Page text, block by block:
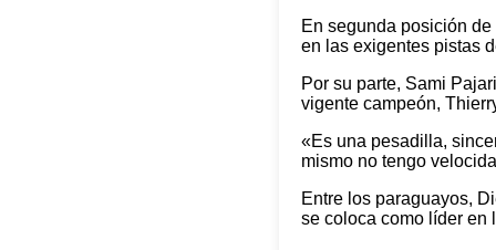
En segunda posición
en las exigentes pistas
Por su parte, Sami
vigente campeón,
«Es una pesadilla,
mismo no tengo
Entre los paraguayos,
se coloca como líder en